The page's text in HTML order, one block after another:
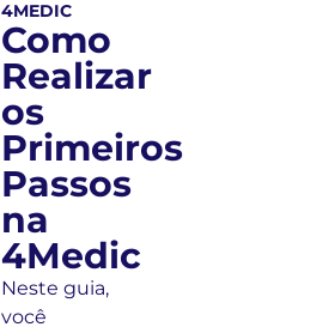
4MEDIC
Como
Realizar
os
Primeiros
Passos
na
4Medic
Neste guia,
você